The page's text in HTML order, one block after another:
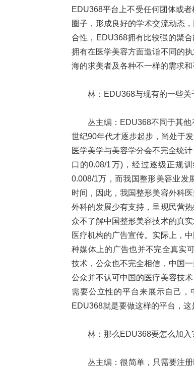
EDU368平台上不受任何团体或
圈子，形成良好的学术交流动态
合性，EDU368拥有比较强的聚
拥有在医学美容方面造诣不同的
海的求美者及各种不一样的需求
林：EDU368与现有的一些
丛主编：EDU368不同于其
世纪90年代才逐步起步，尚处于
医学美学与美容学分会不完全统
口的0.08/1万)，经过逐级正规
0.008/1万，而我国整形美容业发
时间，因此，我国整形美容外科
外科的发展少有支持，呈现民营
众不了解中国整形美容技术的真
医疗机构的广告宣传。实际上，
种媒体上的广告也并不完全真实
技术，公众也不完全相信，中国
公众并不认可中国的医疗美容技
需要公立性的平台来展示自己，
EDU368就是要做这样的平台，
林：那么EDU368要怎么加
丛主编：很简单，只需要注